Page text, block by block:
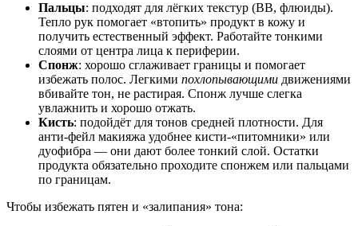
Пальцы: подходят для лёгких текстур (ВВ, флюиды).
Тепло рук помогает «втопить» продукт в кожу и
получить естественный эффект. Работайте тонкими
слоями от центра лица к периферии.
Спонж: хорошо сглаживает границы и помогает
избежать полос. Легкими похлопывающими движениями
вбивайте тон, не растирая. Спонж лучше слегка
увлажнить и хорошо отжать.
Кисть: подойдёт для тонов средней плотности. Для
анти-фейл макияжа удобнее кисти-«питомники» или
дуофибра — они дают более тонкий слой. Остатки
продукта обязательно проходите спонжем или пальцами
по границам.
Чтобы избежать пятен и «залипания» тона: